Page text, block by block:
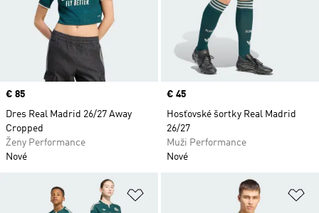
Price
€ 85
Dres Real Madrid 26/27 Away
Cropped
Ženy Performance
Nové
Price
€ 45
Hosťovské šortky Real Madrid
26/27
Muži Performance
Nové
Pridať do zoznamu želaných